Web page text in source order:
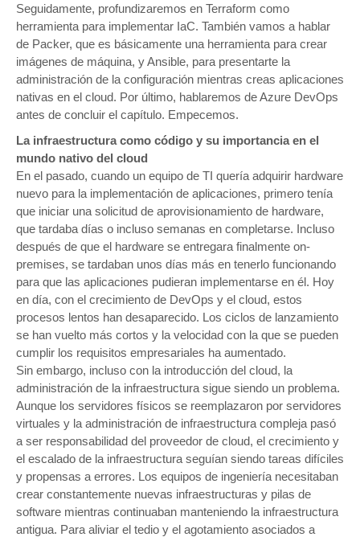
Seguidamente, profundizaremos en Terraform como
herramienta para implementar IaC. También vamos a hablar
de Packer, que es básicamente una herramienta para crear
imágenes de máquina, y Ansible, para presentarte la
administración de la configuración mientras creas aplicaciones
nativas en el cloud. Por último, hablaremos de Azure DevOps
antes de concluir el capítulo. Empecemos.
La infraestructura como código y su importancia en el
mundo nativo del cloud
En el pasado, cuando un equipo de TI quería adquirir hardware
nuevo para la implementación de aplicaciones, primero tenía
que iniciar una solicitud de aprovisionamiento de hardware,
que tardaba días o incluso semanas en completarse. Incluso
después de que el hardware se entregara finalmente on-
premises, se tardaban unos días más en tenerlo funcionando
para que las aplicaciones pudieran implementarse en él. Hoy
en día, con el crecimiento de DevOps y el cloud, estos
procesos lentos han desaparecido. Los ciclos de lanzamiento
se han vuelto más cortos y la velocidad con la que se pueden
cumplir los requisitos empresariales ha aumentado.
Sin embargo, incluso con la introducción del cloud, la
administración de la infraestructura sigue siendo un problema.
Aunque los servidores físicos se reemplazaron por servidores
virtuales y la administración de infraestructura compleja pasó
a ser responsabilidad del proveedor de cloud, el crecimiento y
el escalado de la infraestructura seguían siendo tareas difíciles
y propensas a errores. Los equipos de ingeniería necesitaban
crear constantemente nuevas infraestructuras y pilas de
software mientras continuaban manteniendo la infraestructura
antigua. Para aliviar el tedio y el agotamiento asociados a